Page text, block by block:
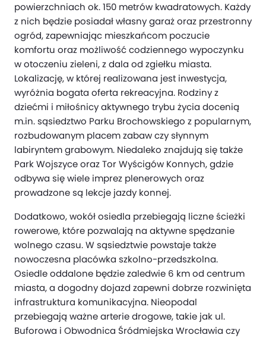
powierzchniach ok. 150 metrów kwadratowych. Każdy
z nich będzie posiadał własny garaż oraz przestronny
ogród, zapewniając mieszkańcom poczucie
komfortu oraz możliwość codziennego wypoczynku
w otoczeniu zieleni, z dala od zgiełku miasta.
Lokalizację, w której realizowana jest inwestycja,
wyróżnia bogata oferta rekreacyjna. Rodziny z
dziećmi i miłośnicy aktywnego trybu życia docenią
m.in. sąsiedztwo Parku Brochowskiego z popularnym,
rozbudowanym placem zabaw czy słynnym
labiryntem grabowym. Niedaleko znajdują się także
Park Wojszyce oraz Tor Wyścigów Konnych, gdzie
odbywa się wiele imprez plenerowych oraz
prowadzone są lekcje jazdy konnej.
Dodatkowo, wokół osiedla przebiegają liczne ścieżki
rowerowe, które pozwalają na aktywne spędzanie
wolnego czasu. W sąsiedztwie powstaje także
nowoczesna placówka szkolno-przedszkolna.
Osiedle oddalone będzie zaledwie 6 km od centrum
miasta, a dogodny dojazd zapewni dobrze rozwinięta
infrastruktura komunikacyjna. Nieopodal
przebiegają ważne arterie drogowe, takie jak ul.
Buforowa i Obwodnica Śródmiejska Wrocławia czy